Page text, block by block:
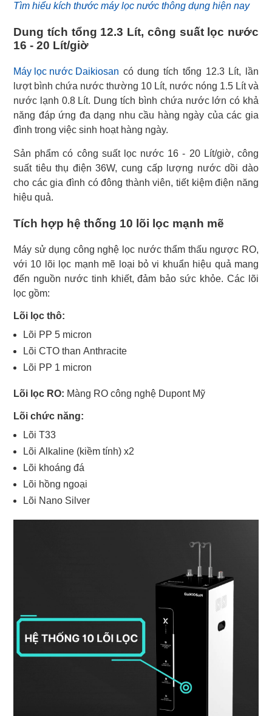
Tìm hiểu kích thước máy lọc nước thông dụng hiện nay
Dung tích tổng 12.3 Lít, công suất lọc nước
16 - 20 Lít/giờ
Máy lọc nước Daikiosan có dung tích tổng 12.3 Lít, lần
lượt bình chứa nước thường 10 Lít, nước nóng 1.5 Lít và
nước lạnh 0.8 Lít. Dung tích bình chứa nước lớn có khả
năng đáp ứng đa dạng nhu cầu hàng ngày của các gia
đình trong việc sinh hoạt hàng ngày.
Sản phẩm có công suất lọc nước 16 - 20 Lít/giờ, công
suất tiêu thụ điện 36W, cung cấp lượng nước dồi dào
cho các gia đình có đông thành viên, tiết kiệm điện năng
hiệu quả.
Tích hợp hệ thống 10 lõi lọc mạnh mẽ
Máy sử dụng công nghệ lọc nước thẩm thấu ngược RO,
với 10 lõi lọc mạnh mẽ loại bỏ vi khuẩn hiệu quả mang
đến nguồn nước tinh khiết, đảm bảo sức khỏe. Các lõi
lọc gồm:
Lõi lọc thô:
Lõi PP 5 micron
Lõi CTO than Anthracite
Lõi PP 1 micron
Lõi lọc RO: Màng RO công nghệ Dupont Mỹ
Lõi chức năng:
Lõi T33
Lõi Alkaline (kiềm tính) x2
Lõi khoáng đá
Lõi hồng ngoại
Lõi Nano Silver